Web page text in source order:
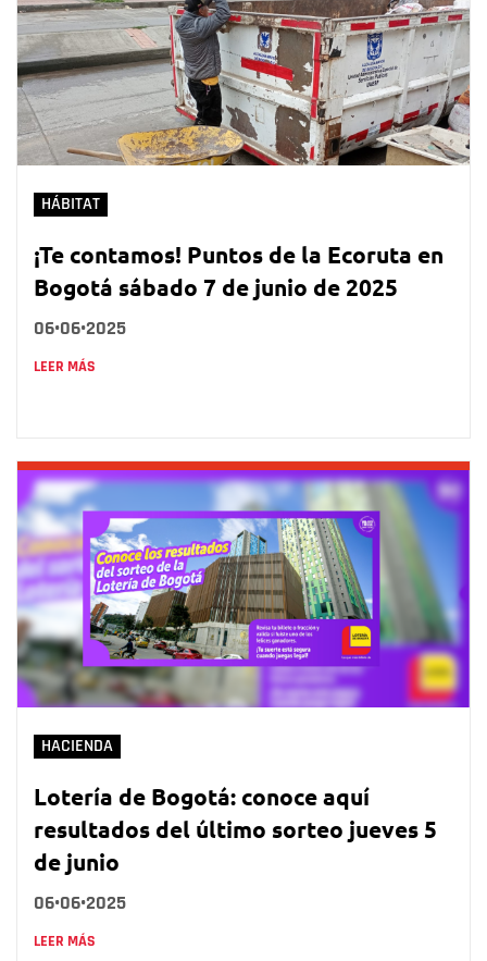
HÁBITAT
¡Te contamos! Puntos de la Ecoruta en
Bogotá sábado 7 de junio de 2025
06•06•2025
LEER MÁS
HACIENDA
Lotería de Bogotá: conoce aquí
resultados del último sorteo jueves 5
de junio
06•06•2025
LEER MÁS